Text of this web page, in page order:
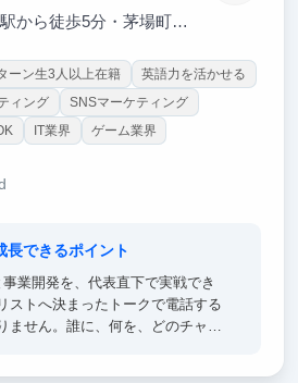
徒歩5分・茅場町駅から徒歩2分
ーン生3人以上在籍
英語力を活かせる
ィング
SNSマーケティング
IT業界 ゲーム業界
長できるポイント
業開発を、代表直下で実戦でき
ストへ決まったトークで電話する
ません。誰に、何を、どのチャネ